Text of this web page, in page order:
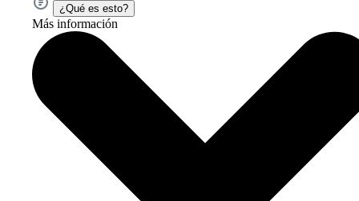
¿Qué es esto?
Más información